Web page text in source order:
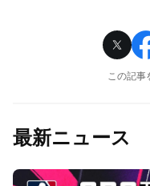
この記事
最新ニュース